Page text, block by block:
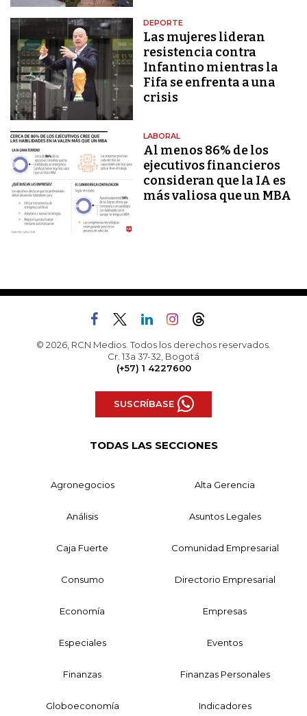
DEPORTE
Las mujeres lideran
resistencia contra
Infantino mientras la
Fifa se enfrenta a una
crisis
LABORAL
Al menos 86% de los
ejecutivos financieros
consideran que la IA es
más valiosa que un MBA
© 2026, RCN Medios. Todos los derechos reservados.
Cr. 13a 37-32, Bogotá
(+57) 1 4227600
SUSCRÍBASE
TODAS LAS SECCIONES
Agronegocios Alta Gerencia
Análisis Asuntos Legales
Caja Fuerte Comunidad Empresarial
Consumo Directorio Empresarial
Economía Empresas
Especiales Eventos
Finanzas Finanzas Personales
Globoeconomía Indicadores